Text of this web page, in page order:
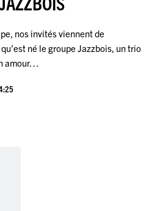
nos invités viennent de
né le groupe Jazzbois, un trio
amour…